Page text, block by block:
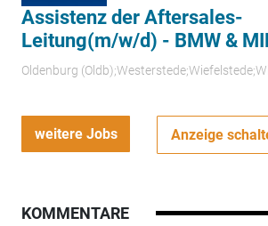
Assistenz der Aftersales-
Leitung(m/w/d) - BMW &
Oldenburg
weitere Jobs Anzeige
KOMMENTARE